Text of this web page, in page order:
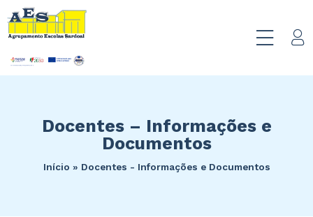
Docentes – Informações e
Documentos
Início » Docentes - Informações e Documentos